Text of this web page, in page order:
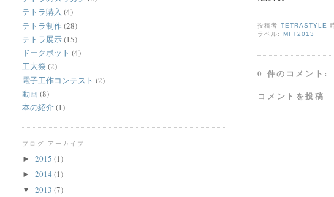
投稿者 TETRASTYLE
ラベル: MFT2013
0 件のコメント:
コメントを投稿
テトラ購入 (4)
テトラ制作(28)
テトラ展示(15)
ドークボット (4)
工大祭 (2)
電子工作コンテスト (2)
動画(8)
本の紹介 (1)
ブログ アーカイブ
►2015(1)
►2014(1)
▼2013(7)